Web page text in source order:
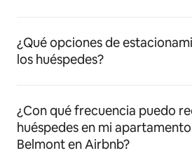
¿Qué opciones de
los huéspedes?
¿Con qué frecuencia puedo
huéspedes en mi
Belmont en Airbnb?